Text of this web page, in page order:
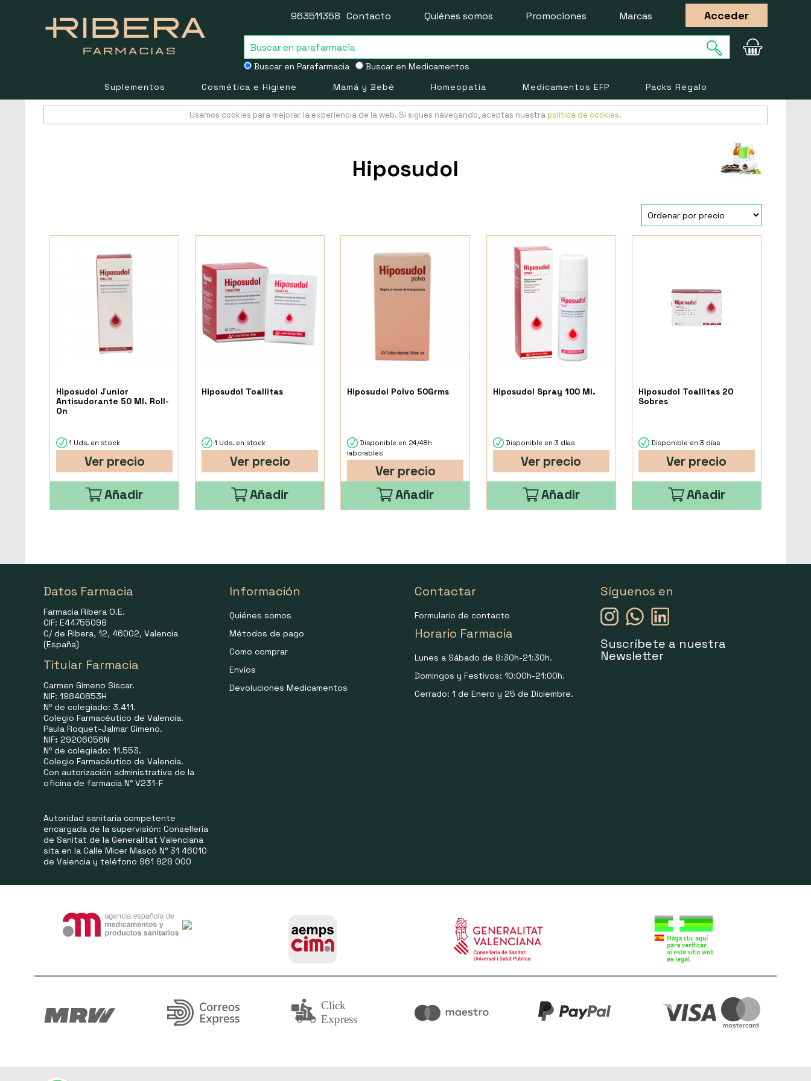
Buscar en Parafarmacia Buscar en Medicamentos
963511358 Contacto Quiénes somos Promociones Marcas Acceder
Suplementos Cosmética e Higiene Mamá y Bebé Homeopatía Medicamentos EFP Packs Regalo
Usamos cookies para mejorar la experiencia de la web. Si sigues navegando, aceptas nuestra política de cookies.
Hiposudol
Hiposudol Junior
Antisudorante 50 Ml. Roll-
On
1 Uds. en stock
Ver precio
Añadir
Hiposudol Toallitas
1 Uds. en stock
Ver precio
Añadir
Hiposudol Polvo 50Grms
Disponible en 24/48h
laborables
Ver precio
Añadir
Hiposudol Spray 100 Ml.
Disponible en 3 días
Ver precio
Añadir
Hiposudol Toallitas 20
Sobres
Disponible en 3 días
Ver precio
Añadir
Datos Farmacia
Farmacia Ribera O.E.
CIF: E44755098
C/ de Ribera, 12, 46002, Valencia
(España)
Titular Farmacia
Carmen Gimeno Siscar.
NIF: 19840853H
Nº de colegiado: 3.411.
Colegio Farmacéutico de Valencia.
Paula Roquet-Jalmar Gimeno.
NIF: 29206056N
Nº de colegiado: 11.553.
Colegio Farmacéutico de Valencia.
Con autorización administrativa de la
oficina de farmacia N° V231-F
Autoridad sanitaria competente
encargada de la supervisión: Consellería
de Sanitat de la Generalitat Valenciana
sita en la Calle Micer Mascó N° 31 46010
de Valencia y teléfono 961 928 000
Información
Quiénes somos
Métodos de pago
Como comprar
Envíos
Devoluciones Medicamentos
Contactar
Formulario de contacto
Horario Farmacia
Lunes a Sábado de 8:30h-21:30h.
Domingos y Festivos: 10:00h-21:00h.
Cerrado: 1 de Enero y 25 de Diciembre.
Síguenos en
Suscríbete a nuestra
Newsletter